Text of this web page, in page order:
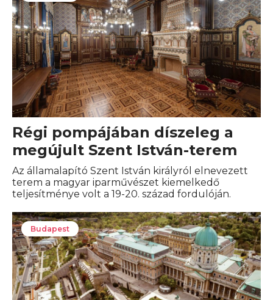
Régi pompájában díszeleg a
megújult Szent István-terem
Az államalapító Szent István királyról elnevezett
terem a magyar iparművészet kiemelkedő
teljesítménye volt a 19-20. század fordulóján.
Budapest